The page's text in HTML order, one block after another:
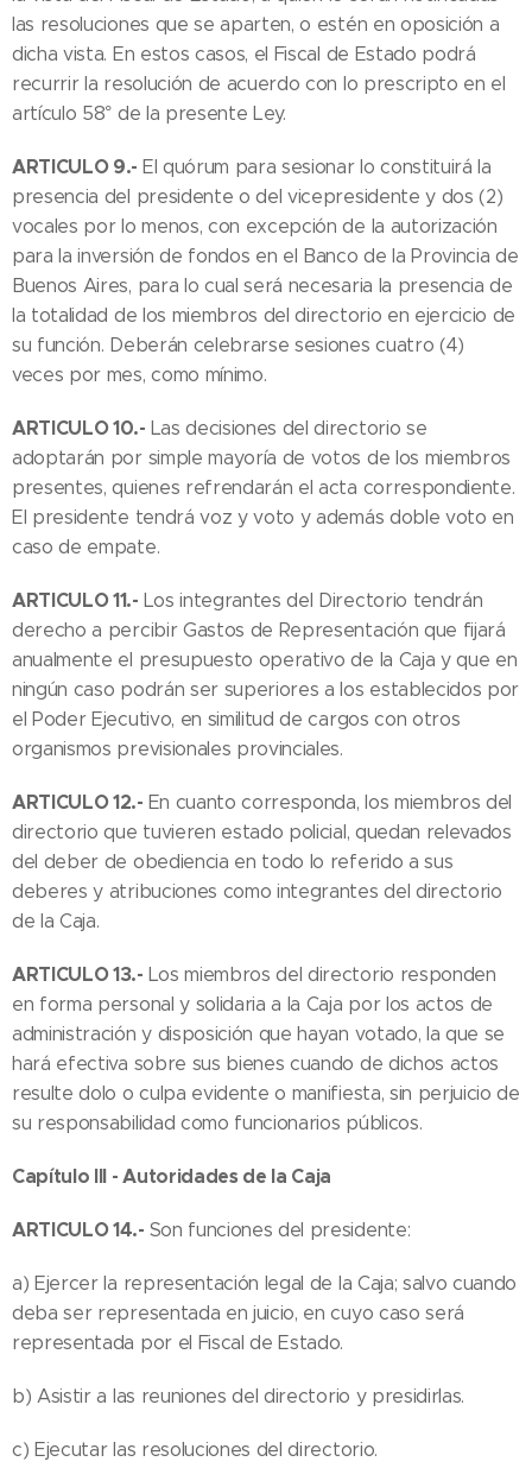
las resoluciones que se aparten, o estén en oposición a
dicha vista. En estos casos, el Fiscal de Estado podrá
recurrir la resolución de acuerdo con lo prescripto en el
artículo 58° de la presente Ley.
ARTICULO 9.- El quórum para sesionar lo constituirá la
presencia del presidente o del vicepresidente y dos (2)
vocales por lo menos, con excepción de la autorización
para la inversión de fondos en el Banco de la Provincia de
Buenos Aires, para lo cual será necesaria la presencia de
la totalidad de los miembros del directorio en ejercicio de
su función. Deberán celebrarse sesiones cuatro (4)
veces por mes, como mínimo.
ARTICULO 10.- Las decisiones del directorio se
adoptarán por simple mayoría de votos de los miembros
presentes, quienes refrendarán el acta correspondiente.
El presidente tendrá voz y voto y además doble voto en
caso de empate.
ARTICULO 11.- Los integrantes del Directorio tendrán
derecho a percibir Gastos de Representación que fijará
anualmente el presupuesto operativo de la Caja y que en
ningún caso podrán ser superiores a los establecidos por
el Poder Ejecutivo, en similitud de cargos con otros
organismos previsionales provinciales.
ARTICULO 12.- En cuanto corresponda, los miembros del
directorio que tuvieren estado policial, quedan relevados
del deber de obediencia en todo lo referido a sus
deberes y atribuciones como integrantes del directorio
de la Caja.
ARTICULO 13.- Los miembros del directorio responden
en forma personal y solidaria a la Caja por los actos de
administración y disposición que hayan votado, la que se
hará efectiva sobre sus bienes cuando de dichos actos
resulte dolo o culpa evidente o manifiesta, sin perjuicio de
su responsabilidad como funcionarios públicos.
Capítulo III - Autoridades de la Caja
ARTICULO 14.- Son funciones del presidente:
a) Ejercer la representación legal de la Caja; salvo cuando
deba ser representada en juicio, en cuyo caso será
representada por el Fiscal de Estado.
b) Asistir a las reuniones del directorio y presidirlas.
c) Ejecutar las resoluciones del directorio.